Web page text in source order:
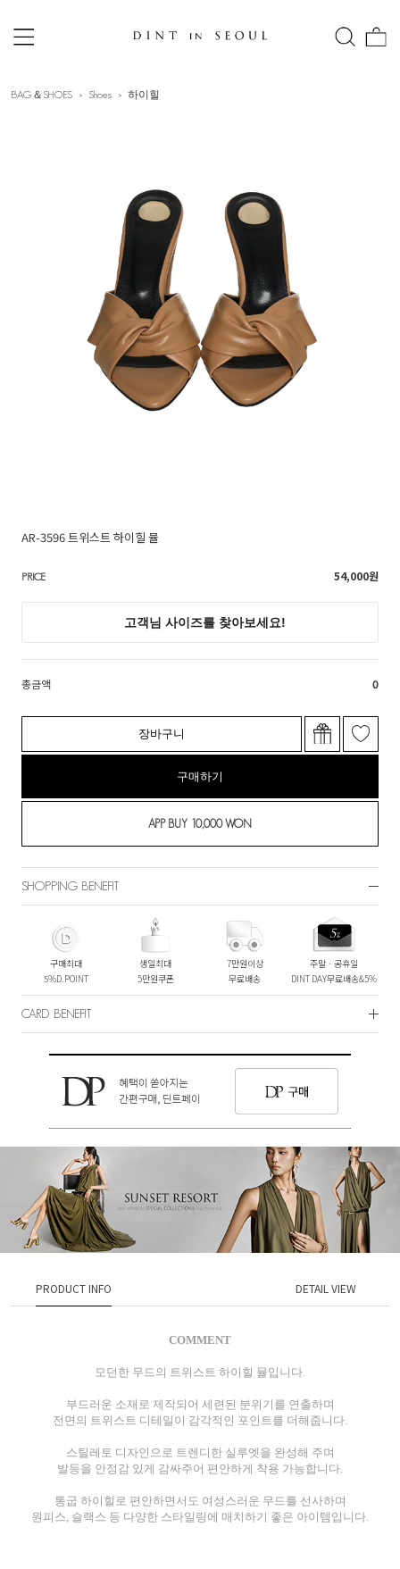
BAG＆SHOES Shoes 하이힐
AR-3596 트위스트 하이힐 뮬
PRICE 54,000원
총금액 0
장바구니
구매하기
SHOPPING BENEFIT
구매최대
5%D.POINT
생일최대
5만원쿠폰
7만원이상
무료배송
주말ㆍ공휴일
DINT DAY무료배송&5%
CARD BENEFIT
PRODUCT INFO DETAIL VIEW
COMMENT
모던한 무드의 트위스트 하이힐 뮬입니다.
부드러운 소재로 제작되어 세련된 분위기를 연출하며
전면의 트위스트 디테일이 감각적인 포인트를 더해줍니다.
스틸레토 디자인으로 트렌디한 실루엣을 완성해 주며
발등을 안정감 있게 감싸주어 편안하게 착용 가능합니다.
통굽 하이힐로 편안하면서도 여성스러운 무드를 선사하며
원피스, 슬랙스 등 다양한 스타일링에 매치하기 좋은 아이템입니다.